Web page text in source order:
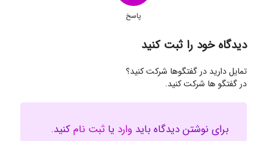
پاسخ
دیدگاه خود را ثبت کنید
تمایل دارید در گفتگوها شرکت کنید؟
در گفتگو ها شرکت کنید.
برای نوشتن دیدگاه باید وارد یا ثبت نامکنید.